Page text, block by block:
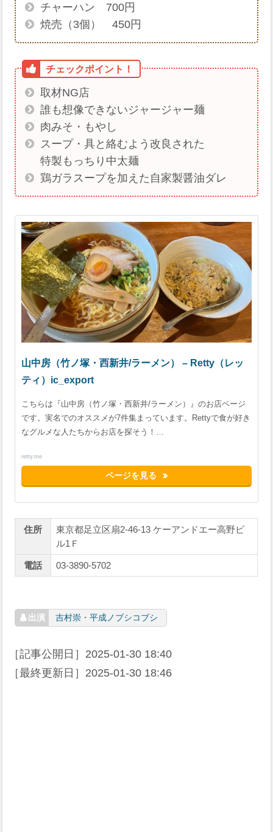
チャーハン 700円
焼売（3個） 450円
取材NG店
誰も想像できないジャージャー麺
肉みそ・もやし
スープ・具と絡むよう改良された
特製もっちり中太麺
鶏ガラスープを加えた自家製醤油ダレ
山中房（竹ノ塚・西新井/ラーメン） – Retty（レッ
ティ）ic_export
こちらは『山中房（竹ノ塚・西新井/ラーメン）』のお店ページ
です。実名でのオススメが7件集まっています。Rettyで食が好き
なグルメな人たちからお店を探そう！…
retty.me
ページを見る
住所
東京都足立区扇2-46-13 ケーアンドエー高野ビ
ル1Ｆ
電話 03-3890-5702
吉村崇・ 平成ノブシコブシ
［記事公開日］ 2025-01-30 18:40
［最終更新日］ 2025-01-30 18:46